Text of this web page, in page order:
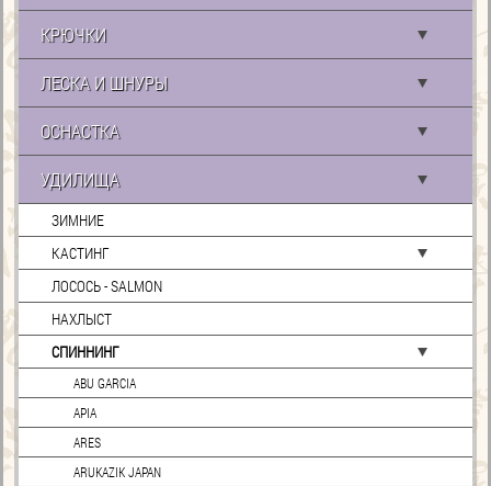
КРЮЧКИ
ЛЕСКА И ШНУРЫ
ОСНАСТКА
УДИЛИЩА
ЗИМНИЕ
КАСТИНГ
ЛОСОСЬ - SALMON
НАХЛЫСТ
СПИННИНГ
ABU GARCIA
APIA
ARES
ARUKAZIK JAPAN